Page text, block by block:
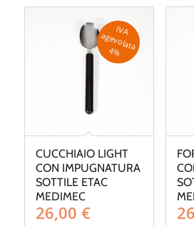
CUCCHIAIO LIGHT
CON IMPUGNATURA
SOTTILE ETAC
MEDIMEC
26,00 €
IV
A
a
g
e
v
o
la
ta
4
%